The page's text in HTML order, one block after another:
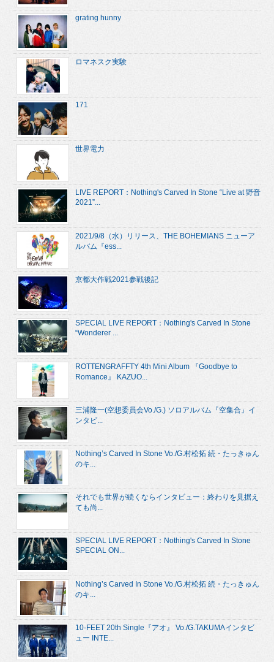
grating hunny
ロマネスク実験
171
世界電力
LIVE REPORT：Nothing's Carved In Stone “Live at 野音
2021”...
2021/9/8（水）リリース、THE BOHEMIANS ニューア
ルバム『ess...
京都大作戦2021参戦後記
SPECIAL LIVE REPORT：Nothing's Carved In Stone
“Wonderer ...
ROTTENGRAFFTY 4th Mini Album 『Goodbye to
Romance』 KAZUO...
三浦隆一(空想委員会Vo./G.) ソロアルバム『空集合』イ
ンタビ...
Nothing’s Carved In Stone Vo./G.村松拓 続・たっきゅん
のキ...
それでも世界が続くならインタビュー：終わりを見据え
ても尚...
SPECIAL LIVE REPORT：Nothing's Carved In Stone
SPECIAL ON...
Nothing’s Carved In Stone Vo./G.村松拓 続・たっきゅん
のキ...
10-FEET 20th Single『アオ』 Vo./G.TAKUMAインタビ
ュー INTE...